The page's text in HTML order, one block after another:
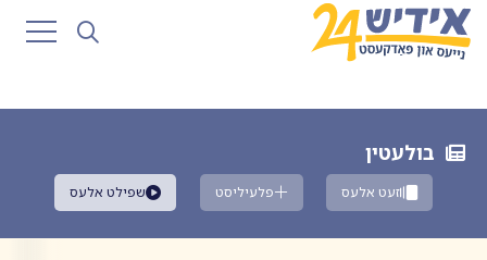
בולעטין
שפילט אלעס פלעיליסט זעט אלעס